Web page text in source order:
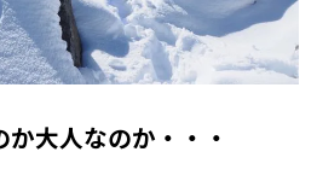
大人なのか・・・